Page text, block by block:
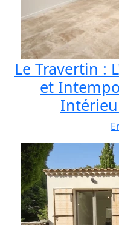
Le Travertin :
et